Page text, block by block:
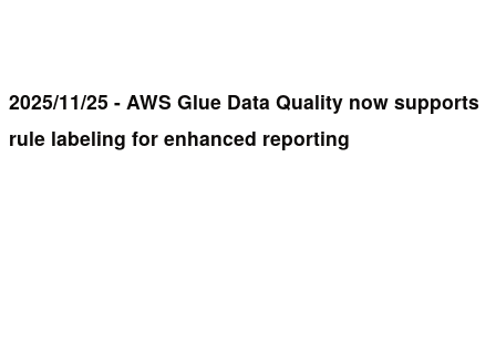
2025/11/25 - AWS Glue Data Quality now supports
rule labeling for enhanced reporting